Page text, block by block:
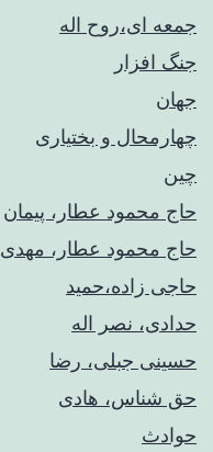
جمعه ای،روح اله
جنگ افزار
جهان
چهارمحال و بختیاری
چین
حاج محمود عطار، پیمان
حاج محمود عطار، مهدی
حاجی زاده،حمید
حدادی، نصر اله
حسینی جبلی، رضا
حق شناس، هادی
حوادث